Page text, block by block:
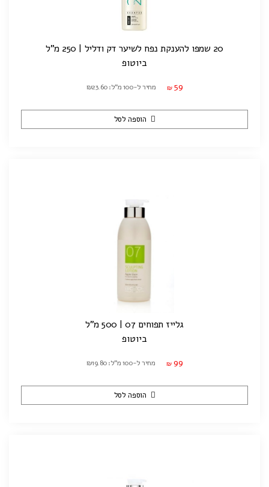
20 שמפו להענקת נפח לשיער דק ודליל | 250 מ"ל
ביוטופ
₪ 59 מחיר ל-100 מ"ל: ₪23.60
הוספה לסל
גלייז תפוחים 07 | 500 מ"ל
ביוטופ
₪ 99 מחיר ל-100 מ"ל: ₪19.80
הוספה לסל